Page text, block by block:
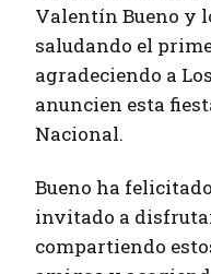
Valentín Bueno y
saludando el
agradeciendo a
anuncien esta
Nacional.
Bueno ha
invitado a
compartiendo